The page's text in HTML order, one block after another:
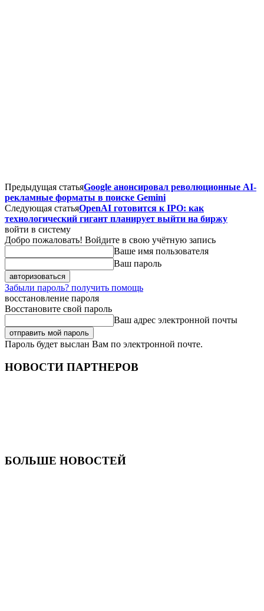
Предыдущая статьяGoogle анонсировал революционные AI-
рекламные форматы в поиске Gemini
Следующая статьяOpenAI готовится к IPO: как
технологический гигант планирует выйти на биржу
войти в систему
Добро пожаловать! Войдите в свою учётную запись
Ваше имя пользователя
Ваш пароль
Забыли пароль? получить помощь
восстановление пароля
Восстановите свой пароль
Ваш адрес электронной почты
Пароль будет выслан Вам по электронной почте.
НОВОСТИ ПАРТНЕРОВ
БОЛЬШЕ НОВОСТЕЙ